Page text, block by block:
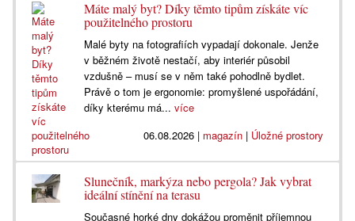
Máte malý byt? Díky těmto tipům získáte víc
použitelného prostoru
Malé byty na fotografiích vypadají dokonale. Jenže
v běžném životě nestačí, aby interiér působil
vzdušně – musí se v něm také pohodlně bydlet.
Právě o tom je ergonomie: promyšlené uspořádání,
díky kterému má...více
06.08.2026| magazín| Úložné prostory
Slunečník, markýza nebo pergola? Jak vybrat
ideální stínění na terasu
Současné horké dny dokážou proměnit příjemnou